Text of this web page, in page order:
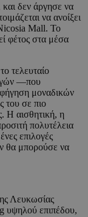
δεν άργησε να
να ανοίξει
Mall. Το
φέτος στα μέσα
τελευταίο
—που
μοναδικών
του σε πιο
Η αισθητική, η
πολυτέλεια
επιλογές
θα μπορούσε να
Λευκωσίας
υψηλού επιπέδου,